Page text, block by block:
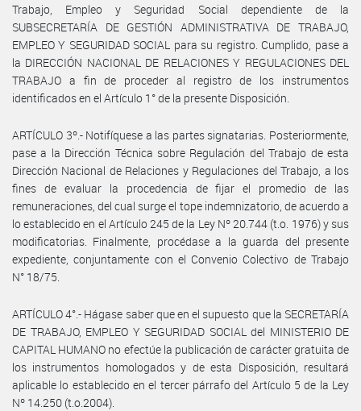
Trabajo, Empleo y Seguridad Social dependiente de la
SUBSECRETARÍA DE GESTIÓN ADMINISTRATIVA DE TRABAJO,
EMPLEO Y SEGURIDAD SOCIAL para su registro. Cumplido, pase a
la DIRECCIÓN NACIONAL DE RELACIONES Y REGULACIONES DEL
TRABAJO a fin de proceder al registro de los instrumentos
identificados en el Artículo 1° de la presente Disposición.
ARTÍCULO 3º.- Notifíquese a las partes signatarias. Posteriormente,
pase a la Dirección Técnica sobre Regulación del Trabajo de esta
Dirección Nacional de Relaciones y Regulaciones del Trabajo, a los
fines de evaluar la procedencia de fijar el promedio de las
remuneraciones, del cual surge el tope indemnizatorio, de acuerdo a
lo establecido en el Artículo 245 de la Ley Nº 20.744 (t.o. 1976) y sus
modificatorias. Finalmente, procédase a la guarda del presente
expediente, conjuntamente con el Convenio Colectivo de Trabajo
N° 18/75.
ARTÍCULO 4°.- Hágase saber que en el supuesto que la SECRETARÍA
DE TRABAJO, EMPLEO Y SEGURIDAD SOCIAL del MINISTERIO DE
CAPITAL HUMANO no efectúe la publicación de carácter gratuita de
los instrumentos homologados y de esta Disposición, resultará
aplicable lo establecido en el tercer párrafo del Artículo 5 de la Ley
Nº 14.250 (t.o.2004).